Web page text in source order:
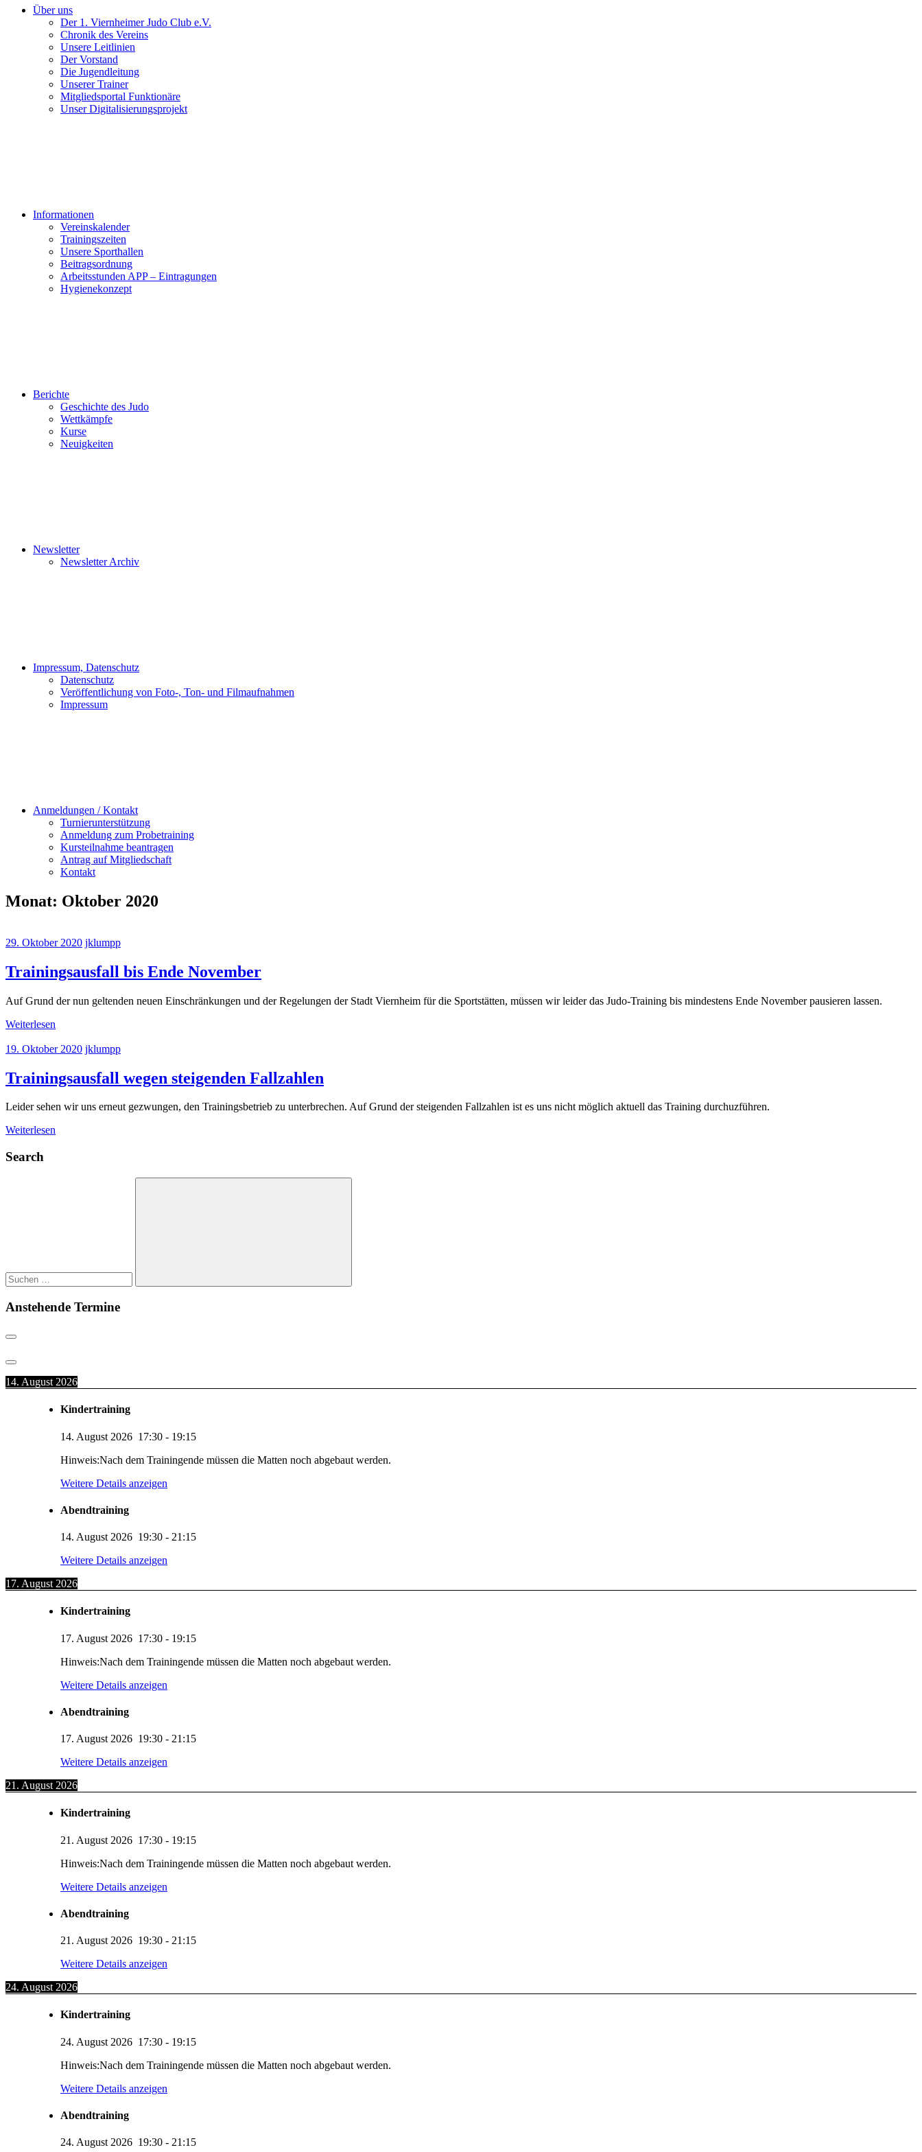
Über uns
Der 1. Viernheimer Judo Club e.V.
Chronik des Vereins
Unsere Leitlinien
Der Vorstand
Die Jugendleitung
Unserer Trainer
Mitgliedsportal Funktionäre
Unser Digitalisierungsprojekt
Informationen
Vereinskalender
Trainingszeiten
Unsere Sporthallen
Beitragsordnung
Arbeitsstunden APP – Eintragungen
Hygienekonzept
Berichte
Geschichte des Judo
Wettkämpfe
Kurse
Neuigkeiten
Newsletter
Newsletter Archiv
Impressum, Datenschutz
Datenschutz
Veröffentlichung von Foto-, Ton- und Filmaufnahmen
Impressum
Anmeldungen / Kontakt
Turnierunterstützung
Anmeldung zum Probetraining
Kursteilnahme beantragen
Antrag auf Mitgliedschaft
Kontakt
Monat: Oktober 2020
29. Oktober 2020 jklumpp
Trainingsausfall bis Ende November
Auf Grund der nun geltenden neuen Einschränkungen und der Regelungen der Stadt Viernheim für die Sportstätten, müssen wir leider das Judo-Training bis mindestens Ende November pausieren lassen.
Weiterlesen
19. Oktober 2020 jklumpp
Trainingsausfall wegen steigenden Fallzahlen
Leider sehen wir uns erneut gezwungen, den Trainingsbetrieb zu unterbrechen. Auf Grund der steigenden Fallzahlen ist es uns nicht möglich aktuell das Training durchuzführen.
Weiterlesen
Search
Suchen
Anstehende Termine
14. August 2026
Kindertraining
14. August 2026 17:30 - 19:15
Hinweis:Nach dem Trainingende müssen die Matten noch abgebaut werden.
Weitere Details anzeigen
Abendtraining
14. August 2026 19:30 - 21:15
Weitere Details anzeigen
17. August 2026
Kindertraining
17. August 2026 17:30 - 19:15
Hinweis:Nach dem Trainingende müssen die Matten noch abgebaut werden.
Weitere Details anzeigen
Abendtraining
17. August 2026 19:30 - 21:15
Weitere Details anzeigen
21. August 2026
Kindertraining
21. August 2026 17:30 - 19:15
Hinweis:Nach dem Trainingende müssen die Matten noch abgebaut werden.
Weitere Details anzeigen
Abendtraining
21. August 2026 19:30 - 21:15
Weitere Details anzeigen
24. August 2026
Kindertraining
24. August 2026 17:30 - 19:15
Hinweis:Nach dem Trainingende müssen die Matten noch abgebaut werden.
Weitere Details anzeigen
Abendtraining
24. August 2026 19:30 - 21:15